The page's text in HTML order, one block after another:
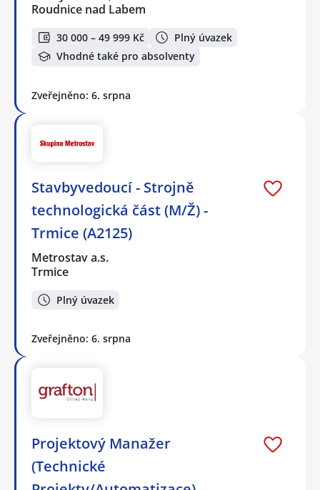
Roudnice nad Labem
30 000 – 49 999 Kč
Plný úvazek
Vhodné také pro absolventy
Zveřejněno: 6. srpna
Stavbyvedoucí - Strojně
technologická část (M/Ž) -
Trmice (A2125)
Metrostav a.s.
Trmice
Plný úvazek
Zveřejněno: 6. srpna
Projektový Manažer
(Technické